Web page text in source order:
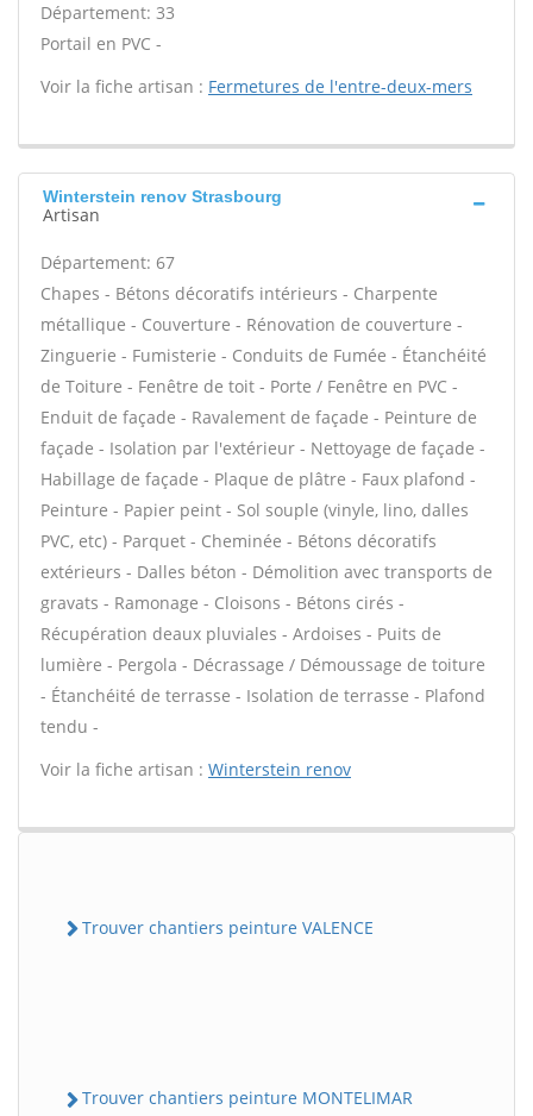
Département: 33
Portail en PVC -
Voir la fiche artisan : Fermetures de l'entre-deux-mers
Winterstein renov Strasbourg
Artisan
Département: 67
Chapes - Bétons décoratifs intérieurs - Charpente
métallique - Couverture - Rénovation de couverture -
Zinguerie - Fumisterie - Conduits de Fumée - Étanchéité
de Toiture - Fenêtre de toit - Porte / Fenêtre en PVC -
Enduit de façade - Ravalement de façade - Peinture de
façade - Isolation par l'extérieur - Nettoyage de façade -
Habillage de façade - Plaque de plâtre - Faux plafond -
Peinture - Papier peint - Sol souple (vinyle, lino, dalles
PVC, etc) - Parquet - Cheminée - Bétons décoratifs
extérieurs - Dalles béton - Démolition avec transports de
gravats - Ramonage - Cloisons - Bétons cirés -
Récupération deaux pluviales - Ardoises - Puits de
lumière - Pergola - Décrassage / Démoussage de toiture
- Étanchéité de terrasse - Isolation de terrasse - Plafond
tendu -
Voir la fiche artisan : Winterstein renov
Trouver chantiers peinture VALENCE
Trouver chantiers peinture MONTELIMAR